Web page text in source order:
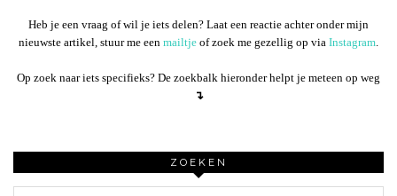
Heb je een vraag of wil je iets delen? Laat een reactie achter onder mijn
nieuwste artikel, stuur me een mailtje of zoek me gezellig op via Instagram.
Op zoek naar iets specifieks? De zoekbalk hieronder helpt je meteen op weg
↴
ZOEKEN